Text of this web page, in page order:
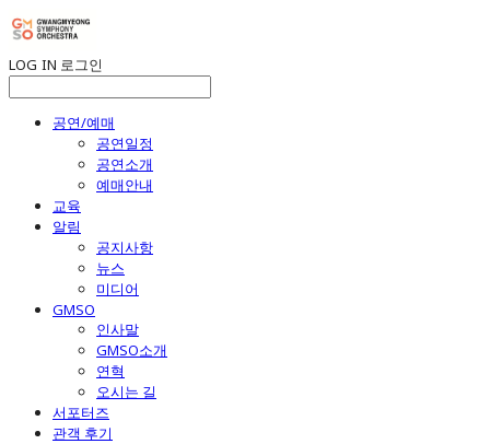
LOG IN 로그인
공연/예매
공연일정
공연소개
예매안내
교육
알림
공지사항
뉴스
미디어
GMSO
인사말
GMSO소개
연혁
오시는 길
서포터즈
관객 후기